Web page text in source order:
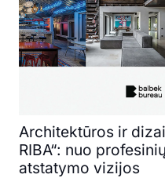
Architektūros ir
RIBA“: nuo
atstatymo vizijos